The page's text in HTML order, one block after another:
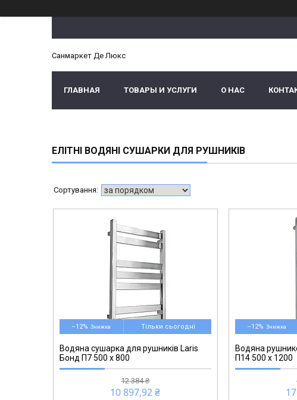
Санмаркет Де Люкс
ГЛАВНАЯ ТОВАРЫ И УСЛУГИ О НАС
ЕЛІТНІ ВОДЯНІ СУШАРКИ ДЛЯ РУШНИКІВ
–12% Тільки сьогодні
Водяна сушарка для рушників Laris
Бонд П7 500 х 800
12 384 ₴
10 897,92 ₴
73207181
–12%
Водяна
П14 500 x 1200